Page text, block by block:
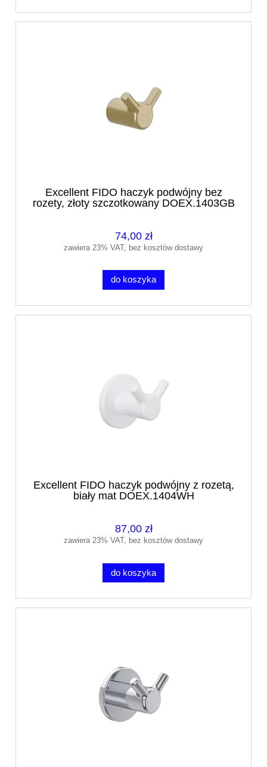
Excellent FIDO haczyk podwójny bez
rozety, złoty szczotkowany DOEX.1403GB
74,00 zł
zawiera 23% VAT, bez kosztów dostawy
do koszyka
Excellent FIDO haczyk podwójny z rozetą,
biały mat DOEX.1404WH
87,00 zł
zawiera 23% VAT, bez kosztów dostawy
do koszyka